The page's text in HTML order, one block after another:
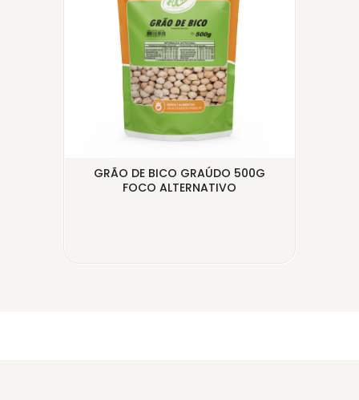
GRÃO DE BICO GRAÚDO 500G
FOCO ALTERNATIVO